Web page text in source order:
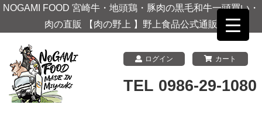
NOGAMI FOOD 宮崎牛・地頭鶏・豚肉の黒毛和牛一頭買い・
肉の直販 【肉の野上 】野上食品公式通販
ログイン カート
TEL 0986-29-1080